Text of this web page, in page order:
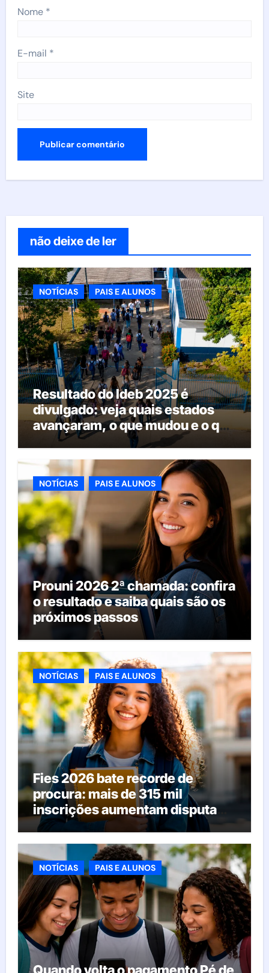
Nome *
E-mail *
Site
não deixe de ler
NOTÍCIAS PAIS E ALUNOS
Resultado do Ideb 2025 é
divulgado: veja quais estados
avançaram, o que mudou e o que
esperar da educação brasileira
NOTÍCIAS PAIS E ALUNOS
Prouni 2026 2ª chamada: confira
o resultado e saiba quais são os
próximos passos
NOTÍCIAS PAIS E ALUNOS
Fies 2026 bate recorde de
procura: mais de 315 mil
inscrições aumentam disputa
pelas vagas; veja o que acontece
agora
NOTÍCIAS PAIS E ALUNOS